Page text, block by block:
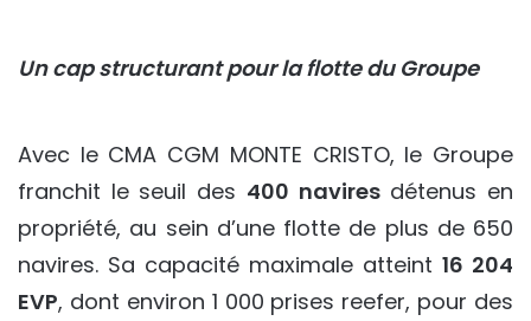
Un cap structurant pour la flotte du Groupe
Avec le CMA CGM MONTE CRISTO, le Groupe
franchit le seuil des 400 naviresdétenus en
propriété, au sein d’une flotte de plus de 650
navires. Sa capacité maximale atteint 16 204
EVP, dont environ 1 000 prises reefer, pour des